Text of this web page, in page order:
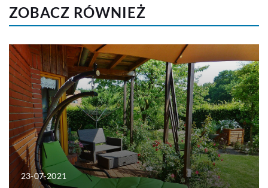
ZOBACZ RÓWNIEŻ
23-07-2021